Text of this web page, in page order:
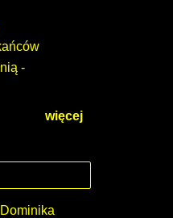
-
więcej